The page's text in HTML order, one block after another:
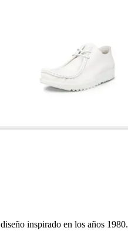
inspirado en los años 1980.